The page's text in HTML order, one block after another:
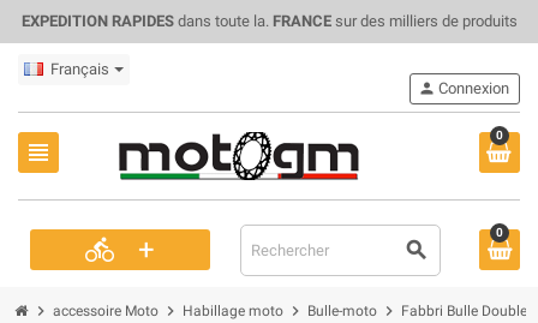
EXPEDITION RAPIDESdans toute la. FRANCEsur des milliers de produits
Français
view_headline
0
directions_bike + search
person Connexion
0
chevron_right accessoire Moto chevron_right Habillage moto chevron_right Bulle-moto chevron_right Fabbri Bulle Double